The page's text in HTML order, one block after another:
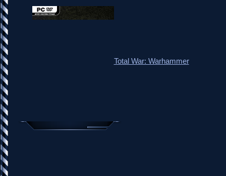
Total War: Warhammer